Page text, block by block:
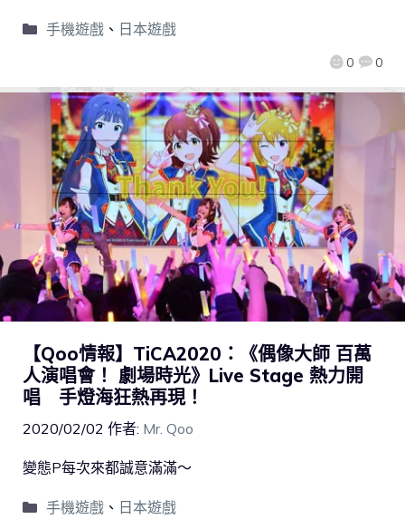
0 0
手機遊戲、 日本遊戲
【Qoo情報】TiCA2020：《偶像大師 百萬
人演唱會！ 劇場時光》Live Stage 熱力開
唱 手燈海狂熱再現！
2020/02/02 作者: Mr. Qoo
變態P每次來都誠意滿滿～
手機遊戲、 日本遊戲